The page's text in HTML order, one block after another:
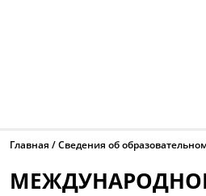
Главная Сведения об